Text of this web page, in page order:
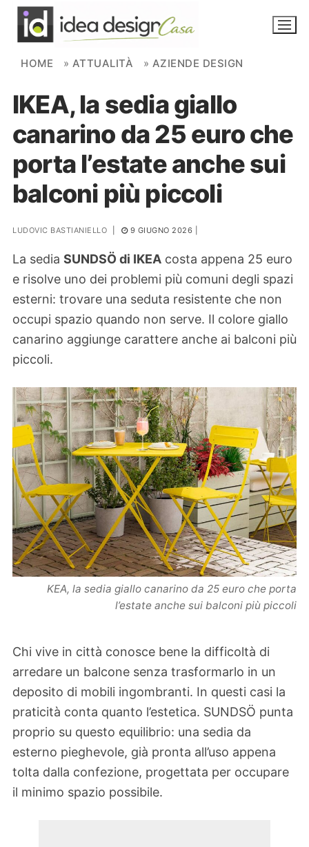
Skip to content
NOVITÀ
AMBIENTI
FAI DA TE
PIANTE
Ortaggio
HOME » ATTUALITÀ » AZIENDE DESIGN
IKEA, la sedia giallo
canarino da 25 euro che
porta l’estate anche sui
balconi più piccoli
LUDOVIC BASTIANIELLO 9 GIUGNO 2026
La sedia SUNDSÖ di IKEA costa appena 25 euro
e risolve uno dei problemi più comuni degli spazi
esterni: trovare una seduta resistente che non
occupi spazio quando non serve. Il colore giallo
canarino aggiunge carattere anche ai balconi più
piccoli.
KEA, la sedia giallo canarino da 25 euro che porta
l’estate anche sui balconi più piccoli
Chi vive in città conosce bene la difficoltà di
arredare un balcone senza trasformarlo in un
deposito di mobili ingombranti. In questi casi la
praticità conta quanto l’estetica. SUNDSÖ punta
proprio su questo equilibrio: una sedia da
esterno pieghevole, già pronta all’uso appena
tolta dalla confezione, progettata per occupare
il minimo spazio possibile.